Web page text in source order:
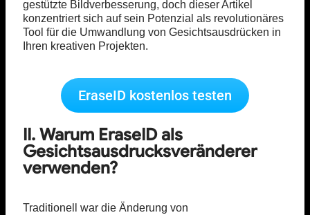
gestützte Bildverbesserung, doch dieser Artikel
konzentriert sich auf sein Potenzial als revolutionäres
Tool für die Umwandlung von Gesichtsausdrücken in
Ihren kreativen Projekten.
EraseID kostenlos testen
II. Warum EraseID als
Gesichtsausdrucksveränderer
verwenden?
Traditionell war die Änderung von